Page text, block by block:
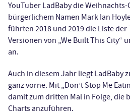
YouTuber LadBaby die
bürgerlichem Namen Mark Ian
führten 2018 und 2019 die Liste der
Versionen von „We Built This City“
an.
Auch in diesem Jahr liegt LadBaby
ganz vorne. Mit „Don’t Stop Me
damit zum dritten Mal in Folge, die
Charts anzuführen.